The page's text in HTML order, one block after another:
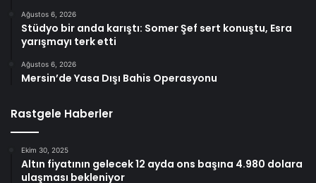
Ağustos 6, 2026
Stüdyo bir anda karıştı: Somer Şef sert konuştu, Esra
yarışmayı terk etti
Ağustos 6, 2026
Mersin’de Yasa Dışı Bahis Operasyonu
Rastgele Haberler
Ekim 30, 2025
Altın fiyatının gelecek 12 ayda ons başına 4.980 dolara
ulaşması bekleniyor